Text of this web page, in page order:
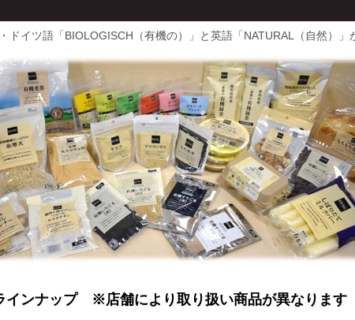
ドイツ語「BIOLOGISCH（有機の）」と英語「NATURAL（自然）」
インナップ ※店舗により取り扱い商品が異なります